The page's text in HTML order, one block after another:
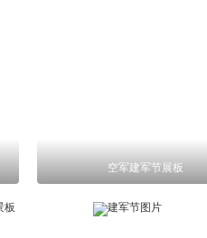
空军建军节展板